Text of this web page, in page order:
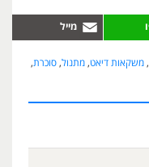
, משקאות דיאט, מתנול, סוכרת,